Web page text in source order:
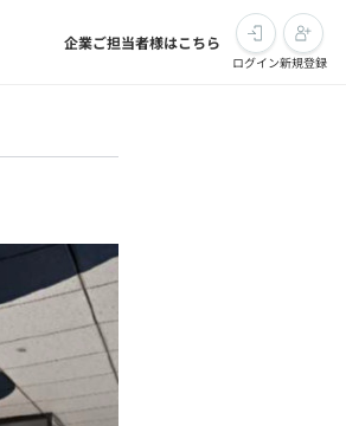
企業ご担当者様はこちら
ログイン新規登録